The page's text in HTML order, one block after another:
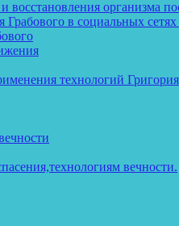
организма
в социальных сетях
технологий
вечности.